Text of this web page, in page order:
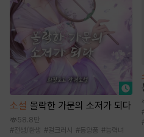
소설 몰락한 가문의 소저가 되다
58.8만
#전생/환생 #걸크러시 #동양풍 #능력녀